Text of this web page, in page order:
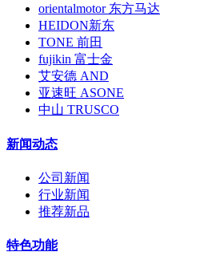
orientalmotor 东方马达
HEIDON新东
TONE 前田
fujikin 富士金
艾安德 AND
亚速旺 ASONE
中山 TRUSCO
新闻动态
公司新闻
行业新闻
推荐新品
特色功能